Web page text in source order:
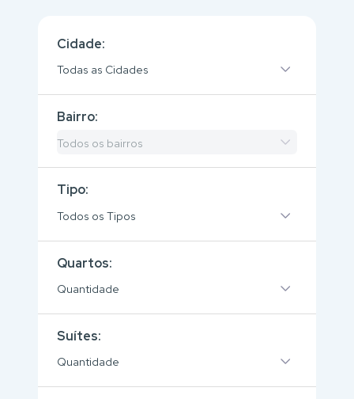
Cidade:
Todas as Cidades
Bairro:
Todos os bairros
Tipo:
Todos os Tipos
Quartos:
Quantidade
Suítes:
Quantidade